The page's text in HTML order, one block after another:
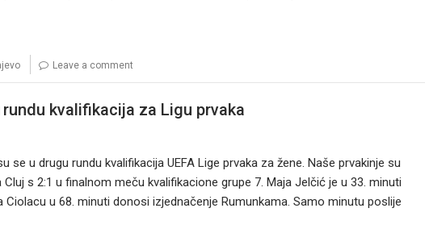
Leave a comment
kvalifikacija za Ligu prvaka
se u drugu rundu kvalifikacija UEFA Lige prvaka za žene. Naše prvakinje su
s 2:1 u finalnom meču kvalifikacione grupe 7. Maja Jelčić je u 33. minuti
u 68. minuti donosi izjednačenje Rumunkama. Samo minutu poslije